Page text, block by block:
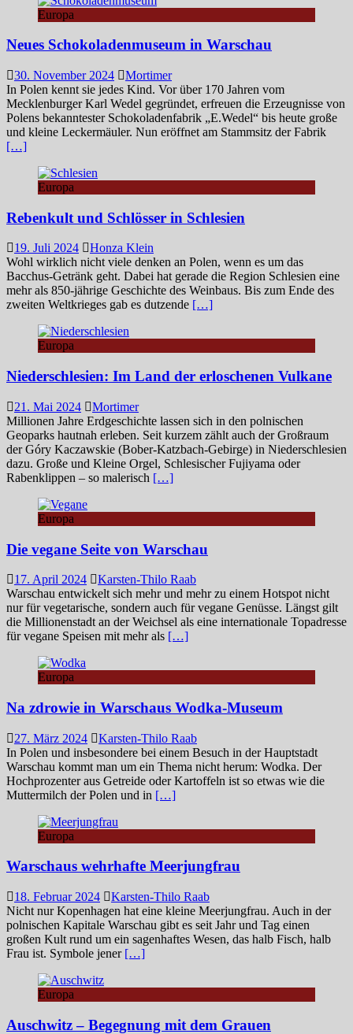
Europa
Neues Schokoladenmuseum in Warschau
30. November 2024
Mortimer
In Polen kennt sie jedes Kind. Vor über 170 Jahren vom
Mecklenburger Karl Wedel gegründet, erfreuen die Erzeugnisse von
Polens bekanntester Schokoladenfabrik „E.Wedel“ bis heute große
und kleine Leckermäuler. Nun eröffnet am Stammsitz der Fabrik
[…]
Europa
Rebenkult und Schlösser in Schlesien
19. Juli 2024
Honza Klein
Wohl wirklich nicht viele denken an Polen, wenn es um das
Bacchus-Getränk geht. Dabei hat gerade die Region Schlesien eine
mehr als 850-jährige Geschichte des Weinbaus. Bis zum Ende des
zweiten Weltkrieges gab es dutzende […]
Europa
Niederschlesien: Im Land der erloschenen Vulkane
21. Mai 2024
Mortimer
Millionen Jahre Erdgeschichte lassen sich in den polnischen
Geoparks hautnah erleben. Seit kurzem zählt auch der Großraum
der Góry Kaczawskie (Bober-Katzbach-Gebirge) in Niederschlesien
dazu. Große und Kleine Orgel, Schlesischer Fujiyama oder
Rabenklippen – so malerisch […]
Europa
Die vegane Seite von Warschau
17. April 2024
Karsten-Thilo Raab
Warschau entwickelt sich mehr und mehr zu einem Hotspot nicht
nur für vegetarische, sondern auch für vegane Genüsse. Längst gilt
die Millionenstadt an der Weichsel als eine internationale Topadresse
für vegane Speisen mit mehr als […]
Europa
Na zdrowie in Warschaus Wodka-Museum
27. März 2024
Karsten-Thilo Raab
In Polen und insbesondere bei einem Besuch in der Hauptstadt
Warschau kommt man um ein Thema nicht herum: Wodka. Der
Hochprozenter aus Getreide oder Kartoffeln ist so etwas wie die
Muttermilch der Polen und in […]
Europa
Warschaus wehrhafte Meerjungfrau
18. Februar 2024
Karsten-Thilo Raab
Nicht nur Kopenhagen hat eine kleine Meerjungfrau. Auch in der
polnischen Kapitale Warschau gibt es seit Jahr und Tag einen
großen Kult rund um ein sagenhaftes Wesen, das halb Fisch, halb
Frau ist. Symbole jener […]
Europa
Auschwitz – Begegnung mit dem Grauen